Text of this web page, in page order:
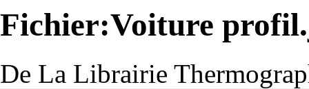
Fichier:Voiture
De La Librairie